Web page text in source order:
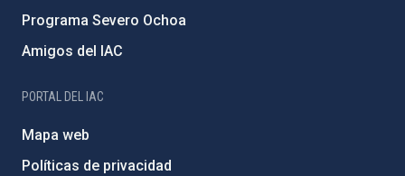
Programa Severo Ochoa
Amigos del IAC
PORTAL DEL IAC
Mapa web
Políticas de privacidad